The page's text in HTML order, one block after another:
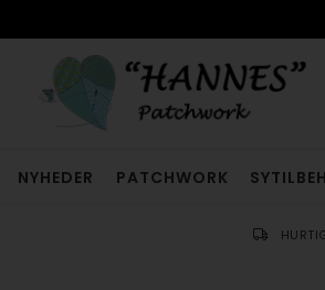
NYHEDER PATCHWORK